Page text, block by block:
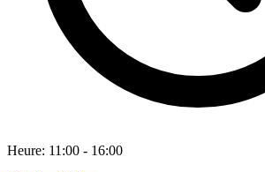
Heure: 11:00 - 16:00